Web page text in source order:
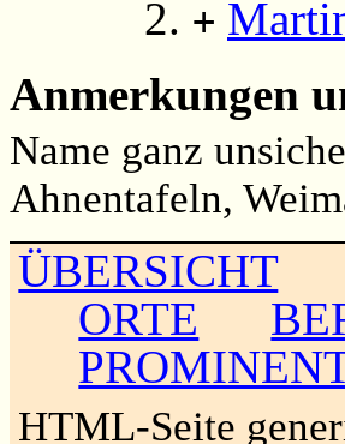
+
Anmerkungen
Name ganz
Ahnentafeln,
ÜBERSICHT
ORTE
HTML-Seite